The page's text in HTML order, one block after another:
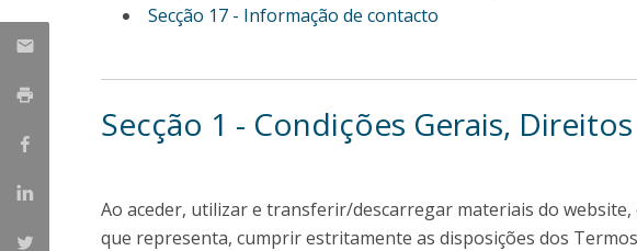
Secção 17 - Informação de contacto
Secção 1 - Condições Gerais,
Ao aceder, utilizar e transferir/descarregar materiais do
que representa, cumprir estritamente as disposições dos